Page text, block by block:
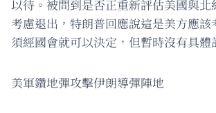
以待。被問到是否正重新評估美國與北
考慮退出，特朗普回應說這是美方應該
須經國會就可以決定，但暫時沒有具體
美軍鑽地彈攻擊伊朗導彈陣地